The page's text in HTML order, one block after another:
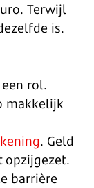
Terwijl
is.
rol.
makkelijk
. Geld
opzijgezet.
barrière